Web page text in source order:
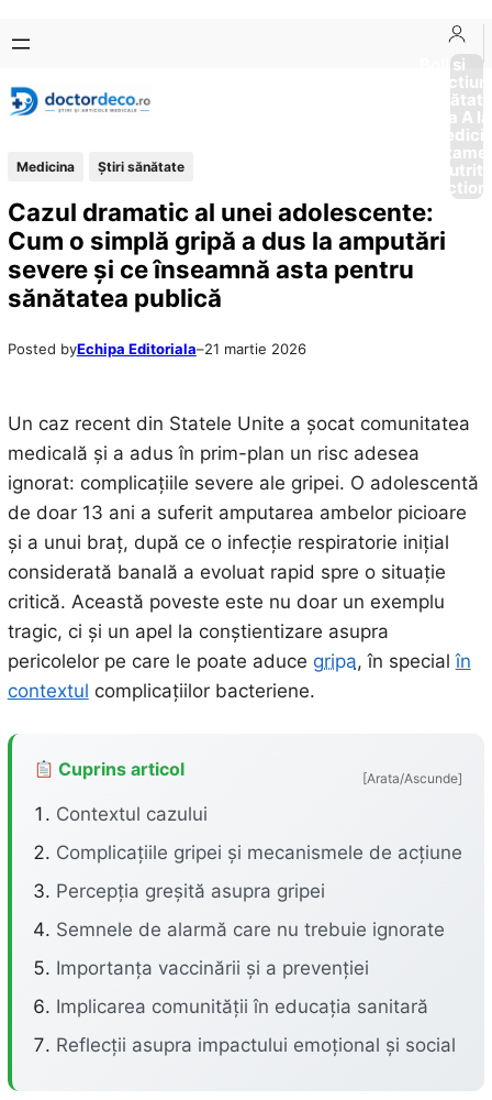
conținut
content
Boli si
Afectiuni
Sănătate
de la A
Medicina Ştiri sănătate
Cazul dramatic al unei adolescente:
Cum o simplă gripă a dus la amputări
severe și ce înseamnă asta pentru
sănătatea publică
Posted byEchipa Editoriala–21 martie 2026
Un caz recent din Statele Unite a șocat comunitatea
medicală și a adus în prim-plan un risc adesea
ignorat: complicațiile severe ale gripei. O adolescentă
de doar 13 ani a suferit amputarea ambelor picioare
și a unui braț, după ce o infecție respiratorie inițial
considerată banală a evoluat rapid spre o situație
critică. Această poveste este nu doar un exemplu
tragic, ci și un apel la conștientizare asupra
pericolelor pe care le poate aduce gripa, în specialîn
contextul complicațiilor bacteriene.
Cuprins articol [Arata/Ascunde]
Contextul cazului
Complicațiile gripei și mecanismele de acțiune
Percepția greșită asupra gripei
Semnele de alarmă care nu trebuie ignorate
Importanța vaccinării și a prevenției
Implicarea comunității în educația sanitară
Reflecții asupra impactului emoțional și social